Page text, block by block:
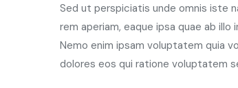
Sed ut perspiciatis unde omnis iste
rem aperiam, eaque ipsa quae ab
Nemo enim ipsam voluptatem quia
dolores eos qui ratione voluptatem